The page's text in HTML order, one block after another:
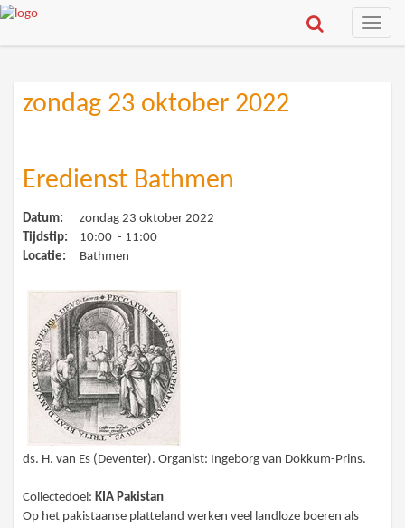
Toggle
zondag 23 oktober 2022
Eredienst Bathmen
Datum:
zondag 23 oktober 2022
Tijdstip:
10:00 - 11:00
Locatie:
Bathmen
ds. H. van Es (Deventer). Organist: Ingeborg van Dokkum-Prins.
Collectedoel:KIA Pakistan
Op het pakistaanse platteland werken veel landloze boeren als